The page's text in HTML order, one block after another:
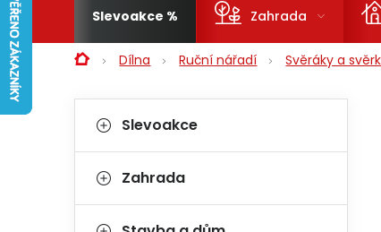
Slevoakce Zahrada
DomůDílna Ruční nářadí Svěráky a
Postranní panel
Kategorie
Slevoakce
Zahrada